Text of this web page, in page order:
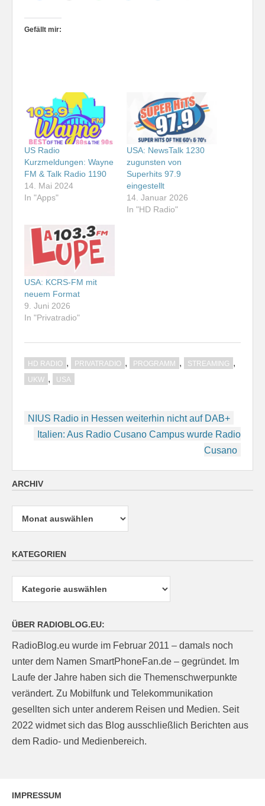
Gefällt mir:
US Radio
Kurzmeldungen: Wayne
FM & Talk Radio 1190
14. Mai 2024
In "Apps"
USA: NewsTalk 1230
zugunsten von
Superhits 97.9
eingestellt
14. Januar 2026
In "HD Radio"
USA: KCRS-FM mit
neuem Format
9. Juni 2026
In "Privatradio"
HD RADIO , PRIVATRADIO , PROGRAMM , STREAMING ,
UKW , USA
Beitragsnavigation
NIUS Radio in Hessen weiterhin nicht auf DAB+
Italien: Aus Radio Cusano Campus wurde Radio
Cusano
ARCHIV
Archiv
KATEGORIEN
ÜBER RADIOBLOG.EU:
RadioBlog.eu wurde im Februar 2011 – damals noch
unter dem Namen SmartPhoneFan.de – gegründet. Im
Laufe der Jahre haben sich die Themenschwerpunkte
verändert. Zu Mobilfunk und Telekommunikation
gesellten sich unter anderem Reisen und Medien. Seit
2022 widmet sich das Blog ausschließlich Berichten aus
dem Radio- und Medienbereich.
IMPRESSUM